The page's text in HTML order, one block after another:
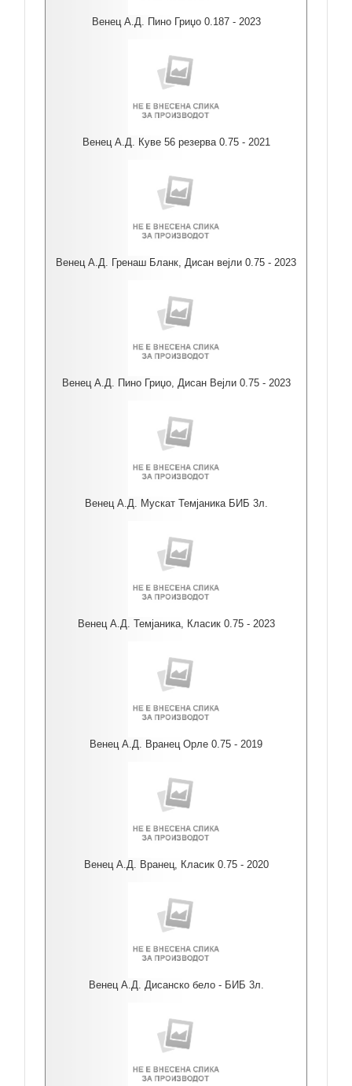
Венец А.Д. Пино Гриџо 0.187 - 2023
Венец А.Д. Куве 56 резерва 0.75 - 2021
Венец А.Д. Гренаш Бланк, Дисан вејли 0.75 - 2023
Венец А.Д. Пино Гриџо, Дисан Вејли 0.75 - 2023
Венец А.Д. Мускат Темјаника БИБ 3л.
Венец А.Д. Темјаника, Класик 0.75 - 2023
Венец А.Д. Вранец Орле 0.75 - 2019
Венец А.Д. Вранец, Класик 0.75 - 2020
Венец А.Д. Дисанско бело - БИБ 3л.